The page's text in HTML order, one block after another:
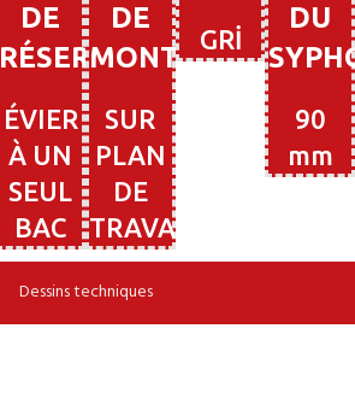
Dessins techniques
DE
RÉSERVOIRS
ÉVIER
À UN
SEUL
BAC
DE
MONTAGE
SUR
PLAN
DE
TRAVAIL
GRİ
DU
90
mm